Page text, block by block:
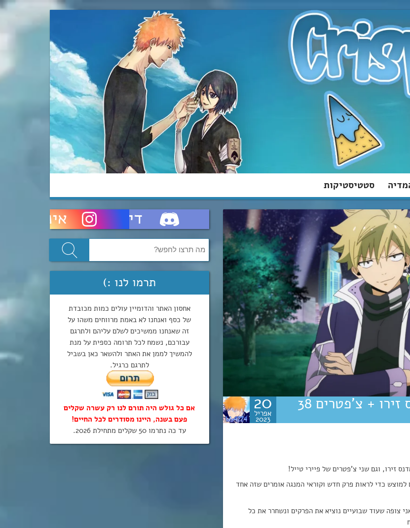
סטטיסטיקות
מתחילים את העונה השנייה של אדנס זירו + צ’פטרים 38 20
אפריל
2023
זירו, וגם שני צ’פטרים של פיירי טייל!
כדי לראות פרק חדש וקוראי המנגה אומרים שזה אחד
צופה שעוד שבועיים נוציא את הפרקים ונשחרר את כל
תרמו לנו :)
אחסון האתר והדומיין עולים כמות מכובדת
של כסף ואנחנו לא באמת מרווחים משהו על
זה שאנחנו ממשיכים לשלם עליהם ולתרגם
עבורכם, נשמח לכל תרומה כספית על מנת
להמשיך לממן את האתר ולהשאר כאן בשביל
לתרגם כרגיל.
אם כל גולש היה תורם לנו רק עשרה שקלים
פעם בשנה, היינו מסודרים לכל החיים!
עד כה נתרמו 50 שקלים מתחילת 2026.